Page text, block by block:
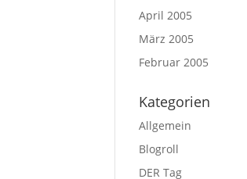
April 2005
März 2005
Februar 2005
Kategorien
Allgemein
Blogroll
DER Tag